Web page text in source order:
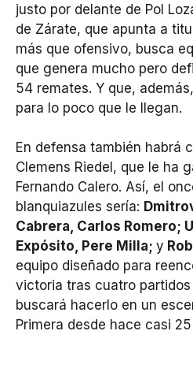
justo por delante de Pol
de Zárate, que apunta a
más que ofensivo, busca
que genera mucho pero
54 remates. Y que,
para lo poco que le llegan.
En defensa también habrá
Clemens Riedel, que le ha
Fernando Calero. Así, el
blanquiazules sería:
Cabrera, Carlos Romero;
Expósito, Pere Milla; y
equipo diseñado para
victoria tras cuatro
buscará hacerlo en un
Primera desde hace casi